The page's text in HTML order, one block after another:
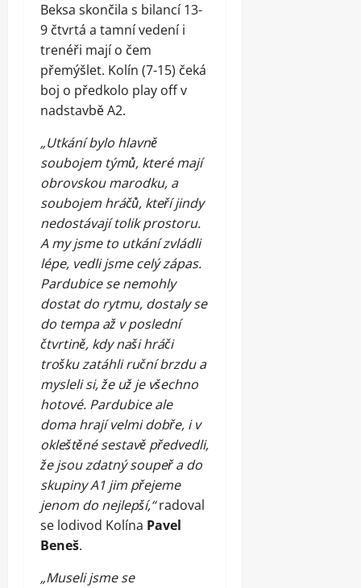
Beksa skončila s bilancí 13-
9 čtvrtá a tamní vedení i
trenéři mají o čem
přemýšlet. Kolín (7-15) čeká
boj o předkolo play off v
nadstavbě A2.
„Utkání bylo hlavně
soubojem týmů, které mají
obrovskou marodku, a
soubojem hráčů, kteří jindy
nedostávají tolik prostoru.
A my jsme to utkání zvládli
lépe, vedli jsme celý zápas.
Pardubice se nemohly
dostat do rytmu, dostaly se
do tempa až v poslední
čtvrtině, kdy naši hráči
trošku zatáhli ruční brzdu a
mysleli si, že už je všechno
hotové. Pardubice ale
doma hrají velmi dobře, i v
okleštěné sestavě předvedli,
že jsou zdatný soupeř a do
skupiny A1 jim přejeme
jenom do nejlepší,“radoval
se lodivod Kolína Pavel
Beneš.
„Museli jsme se